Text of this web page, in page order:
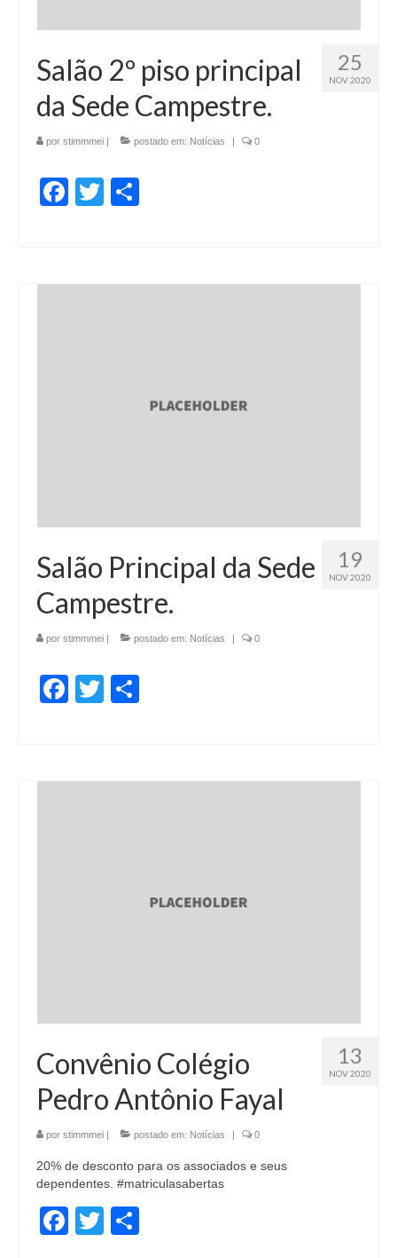
25
NOV 2020
Salão 2º piso principal
da Sede Campestre.
por stimmmei | postado em: Notícias | 0
Facebook
Twitter
19
NOV 2020
Salão Principal da Sede
Campestre.
por stimmmei | postado em: Notícias | 0
Facebook
Twitter
13
NOV 2020
Convênio Colégio
Pedro Antônio Fayal
por stimmmei postado em: Notícias 0
20% de desconto para os associados e seus
dependentes. #matriculasabertas
Facebook
Twitter